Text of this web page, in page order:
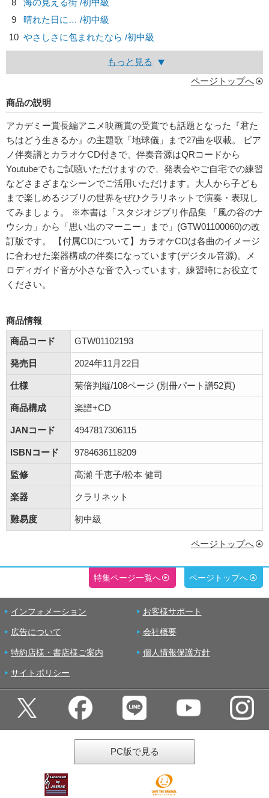
8
海の見える街 /初中級
9
晴れた日に… /初中級
10 やさしさに包まれたなら /初中級
もっと見る
ページトップへ
商品の説明
アカデミー賞長編アニメ映画賞の受賞でも話題となった『君た
ちはどう生きるか』の主題歌「地球儀」まで27曲を収載。 ピア
ノ伴奏譜とカラオケCD付きで、伴奏音源はQRコードから
Youtubeでもご試聴いただけますので、発表会やご自宅での練習
などさまざまなシーンでご活用いただけます。大人から子ども
まで楽しめるジブリの世界をぜひクラリネットで演奏・表現し
てみましょう。 ※本書は「スタジオジブリ作品集 「風の谷のナ
ウシカ」から「思い出のマーニー」まで」(GTW01100060)の改
訂版です。 【付属CDについて】カラオケCDは各曲のイメージ
に合わせた楽器構成の伴奏になっています(デジタル音源)。メ
ロディガイド音が小さな音で入っています。練習時にお役立て
ください。
商品情報
商品コード
GTW01102193
発売日 2024年11月22日
仕様 菊倍判縦/108ページ (別冊パート譜52頁)
商品構成 楽譜+CD
JANコード 4947817306115
ISBNコード 9784636118209
監修 高瀬 千恵子/松本 健司
楽器 クラリネット
難易度 初中級
ページトップへ
特集ページ一覧へ ページトップへ
インフォメーション お客様サポート
広告について 会社概要
特約店様・書店様ご案内 個人情報保護方針
サイトポリシー
PC版で見る